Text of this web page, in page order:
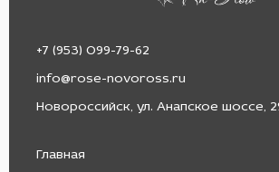
+7 (953) 099-79-62
info@rose-novoross.ru
Новороссийск, ул. Анапское шоссе,
Главная